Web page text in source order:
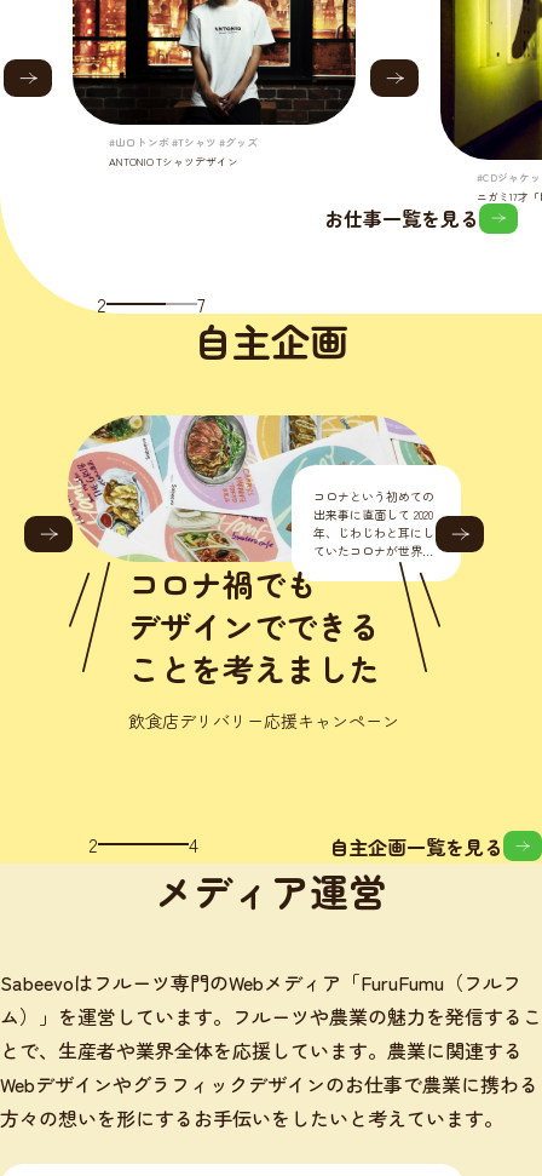
#山口トンボ #Tシャツ #グッズ
ANTONIO Tシャツデザイン
#CDジャケ
ニガミ17才
2 7
お仕事一覧を見る
自主企画
ナという初めての
事に直面して 2020
じわじわと耳にし
たコロナが世界的
行り始めました。
こんな様々なとこ
影響が出るなんて
3 4 自主企画一覧を見る
メディア運営
Sabeevoはフルーツ専門のWebメディア「FuruFumu（フルフ
ム）」を運営しています。フルーツや農業の魅力を発信するこ
とで、生産者や業界全体を応援しています。農業に関連する
Webデザインやグラフィックデザインのお仕事で農業に携わる
方々の想いを形にするお手伝いをしたいと考えています。